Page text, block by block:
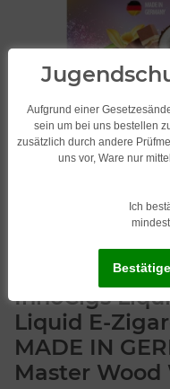
InnoCigs
Liquid E-
MADE IN
Master
Aufgrund einer
sein um bei uns bestellen
zusätzlich durch andere
uns vor, Ware nur
Ich